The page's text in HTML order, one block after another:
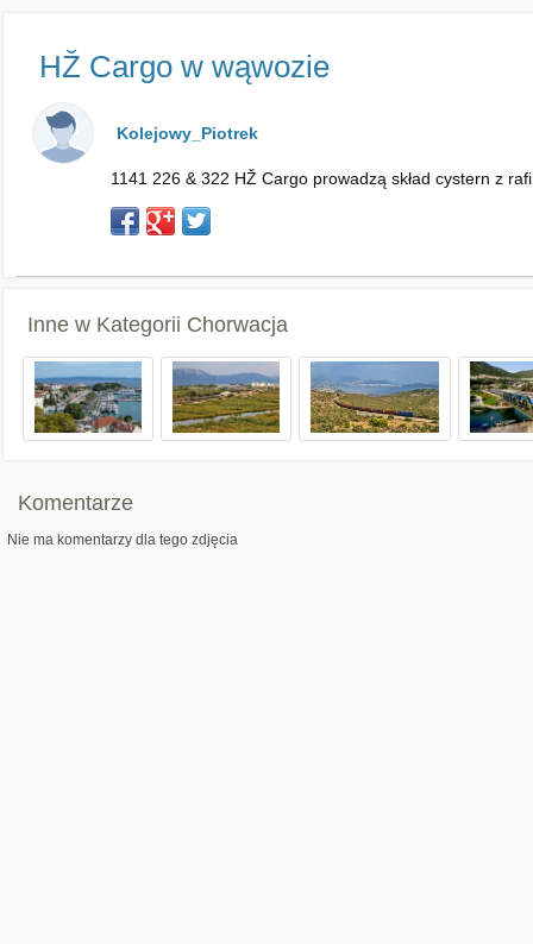
HŽ Cargo w wąwozie
Kolejowy_Piotrek
1141 226 & 322 HŽ Cargo prowadzą skład cystern z
Inne w Kategorii Chorwacja
Komentarze
Nie ma komentarzy dla tego zdjęcia